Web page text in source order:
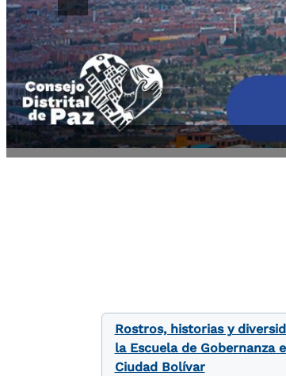
Rostros, historias y
la Escuela de Gobernanza
Ciudad Bolívar